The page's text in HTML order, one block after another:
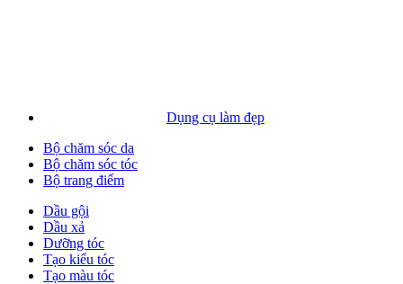
Dụng cụ làm đẹp
Bộ chăm sóc da
Bộ chăm sóc tóc
Bộ trang điểm
Dầu gội
Dầu xả
Dưỡng tóc
Tạo kiểu tóc
Tạo màu tóc